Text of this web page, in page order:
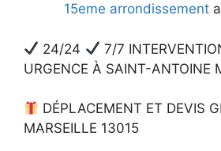
15eme arrondissement
24/24
7/7
URGENCE À SAINT-ANTOINE
DÉPLACEMENT ET DEVIS
MARSEILLE 13015